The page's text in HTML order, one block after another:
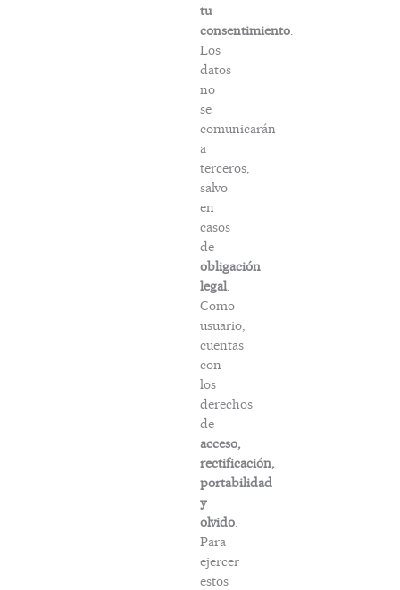
tu
consentimiento.
Los
datos
no
se
comunicarán
a
terceros,
salvo
en
casos
de
obligación
legal.
Como
usuario,
cuentas
con
los
derechos
de
acceso,
rectificación,
portabilidad
y
olvido.
Para
ejercer
estos